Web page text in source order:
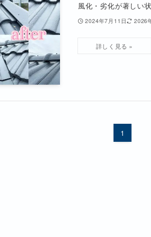
風化・劣化が著しい
2024年7月11日 2026
1